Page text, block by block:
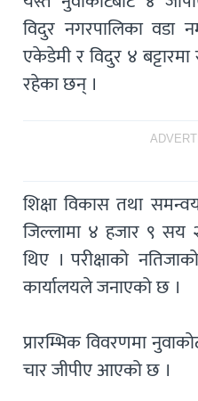
विदुर नगरपालिका वडा
एकेडेमी र विदुर ४
रहेका छन् ।
शिक्षा विकास तथा
जिल्लामा ४ हजार ९ सय
थिए । परीक्षाको
कार्यालयले जनाएको छ ।
प्रारम्भिक विवरणमा
चार जीपीए आएको छ ।